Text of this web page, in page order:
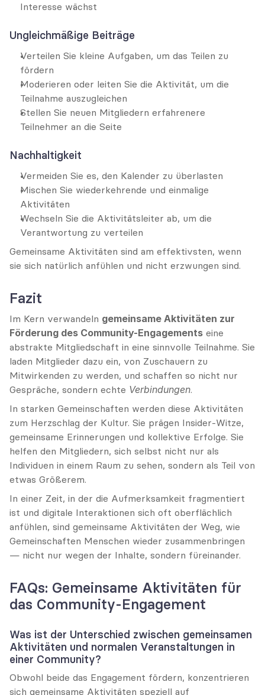
Interesse wächst
Ungleichmäßige Beiträge
Verteilen Sie kleine Aufgaben, um das Teilen zu
fördern
Moderieren oder leiten Sie die Aktivität, um die
Teilnahme auszugleichen
Stellen Sie neuen Mitgliedern erfahrenere
Teilnehmer an die Seite
Nachhaltigkeit
Vermeiden Sie es, den Kalender zu überlasten
Mischen Sie wiederkehrende und einmalige
Aktivitäten
Wechseln Sie die Aktivitätsleiter ab, um die
Verantwortung zu verteilen
Gemeinsame Aktivitäten sind am effektivsten, wenn
sie sich natürlich anfühlen und nicht erzwungen sind.
Fazit
Im Kern verwandeln gemeinsame Aktivitäten zur
Förderung des Community-Engagements eine
abstrakte Mitgliedschaft in eine sinnvolle Teilnahme. Sie
laden Mitglieder dazu ein, von Zuschauern zu
Mitwirkenden zu werden, und schaffen so nicht nur
Gespräche, sondern echte Verbindungen.
In starken Gemeinschaften werden diese Aktivitäten
zum Herzschlag der Kultur. Sie prägen Insider-Witze,
gemeinsame Erinnerungen und kollektive Erfolge. Sie
helfen den Mitgliedern, sich selbst nicht nur als
Individuen in einem Raum zu sehen, sondern als Teil von
etwas Größerem.
In einer Zeit, in der die Aufmerksamkeit fragmentiert
ist und digitale Interaktionen sich oft oberflächlich
anfühlen, sind gemeinsame Aktivitäten der Weg, wie
Gemeinschaften Menschen wieder zusammenbringen
— nicht nur wegen der Inhalte, sondern füreinander.
FAQs: Gemeinsame Aktivitäten für
das Community-Engagement
Was ist der Unterschied zwischen gemeinsamen
Aktivitäten und normalen Veranstaltungen in
einer Community?
Obwohl beide das Engagement fördern, konzentrieren